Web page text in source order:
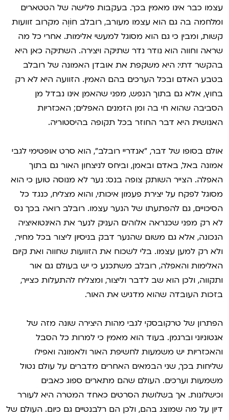
עצמו כבר אינו מאמין בכך. בעקבות פלישה של הטטארים
ומלחמה בה גם הוא עצמו מעורב, רובלב חוֹוֶה מקרוב זוועות
קשות, ומבין כי גם הוא מסוגל למעשי אלימות. אחרי כל מה
שראה וחווה הוא נודר נדר שתיקה ויצירה. השתיקה כאן היא
בהקשר דתי: היא משקפת את אובדן האמונה של רובלב
בטבע האדם ובכל הערכים בהם האמין. הזוועה היא לא רק
בחוץ, אלא גם בתוך הנפש, מפני שהאמן אינו נבדל מן
הסביבה שהוא חי בה ומן הזמנים האפלים; האכזריות
האנושית היא דבר החוזר בכל תקופה בהיסטוריה.
אולם בסופו של דבר, "אנדריי רובלב", הוא סרט אופטימי לגבי
אמונה באל, באדם ובאמן, וביחס לניצחון האור גם בתוך
האפלה. הצייר השותק צופה בנס: נער לא מנוסה טוען כי הוא
מסוגל לפקח על יצירת פעמון איכותי, והוא מצליח, כנגד כל
הסיכויים, גם להפתעתו של הנער עצמו. רובלב רואה בכך נס
לא רק מפני שכנראה אלוהים העניק לנער את האינטואיציה
הנכונה, אלא גם משום שהנער דבק בניסיון ליצור בכל מחיר,
ולא רק למען עצמו. בלי לשכוח את הזוועות שחווה ואת קיום
האלימות והאפלה, רובלב משתכנע כי יש בעולם גם אור
ותקווה, ולכן הוא שב לדבר וליצור, ומצליח להתעלות כצייר,
בזכות העובדה שהוא מדגיש את האור.
הפתרון של טרקובסקי לגבי מהות היצירה שונה מזה של
אנטוניוני וברגמן. בעוד הוא מאמין כי למרות כל הסבל
והאכזריות יש משמעות לחשיפת האור ולאמונה ואפילו
שליחות בכך, שני הבמאים האחרים מדברים על עולם נטול
משמעות וערכים. העולם שהם מתארים ספוג כאבים
וכישלונות. אך בשלושת הסרטים כאחד המטרה היא לעורר
דיון על מה שמוצג בהם, ולכן הם רלבנטיים גם כיום. העולם של